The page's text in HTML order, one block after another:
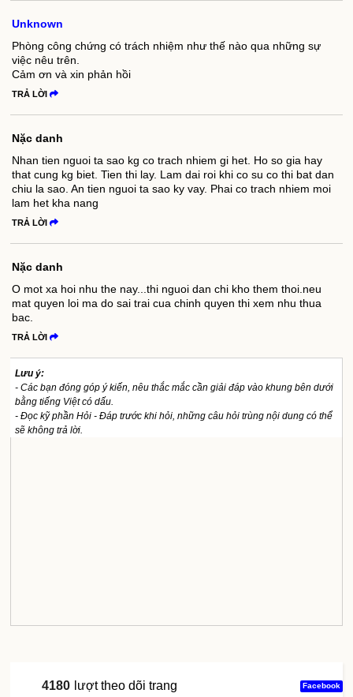
Unknown
Phòng công chứng có trách nhiệm như thế nào qua những sự
việc nêu trên.
Cảm ơn và xin phản hồi
TRẢ LỜI
Nặc danh
Nhan tien nguoi ta sao kg co trach nhiem gi het. Ho so gia hay
that cung kg biet. Tien thi lay. Lam dai roi khi co su co thi bat dan
chiu la sao. An tien nguoi ta sao ky vay. Phai co trach nhiem moi
lam het kha nang
TRẢ LỜI
Nặc danh
O mot xa hoi nhu the nay...thi nguoi dan chi kho them thoi.neu
mat quyen loi ma do sai trai cua chinh quyen thi xem nhu thua
bac.
TRẢ LỜI
Lưu ý:
- Các bạn đóng góp ý kiến, nêu thắc mắc cần giải đáp vào khung bên dưới
bằng tiếng Việt có dấu.
- Đọc kỹ phần Hỏi - Đáp trước khi hỏi, những câu hỏi trùng nội dung có thể
sẽ không trả lời.
4180 lượt theo dõi trang Facebook